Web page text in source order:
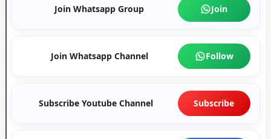
Join Whatsapp Group Join
Join Whatsapp Channel Follow
Subscribe Youtube Channel Subscribe